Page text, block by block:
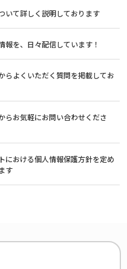
いて詳しく説明しております
報を、日々配信しています！
らよくいただく質問を掲載してお
らお気軽にお問い合わせくださ
における個人情報保護方針を定め
す